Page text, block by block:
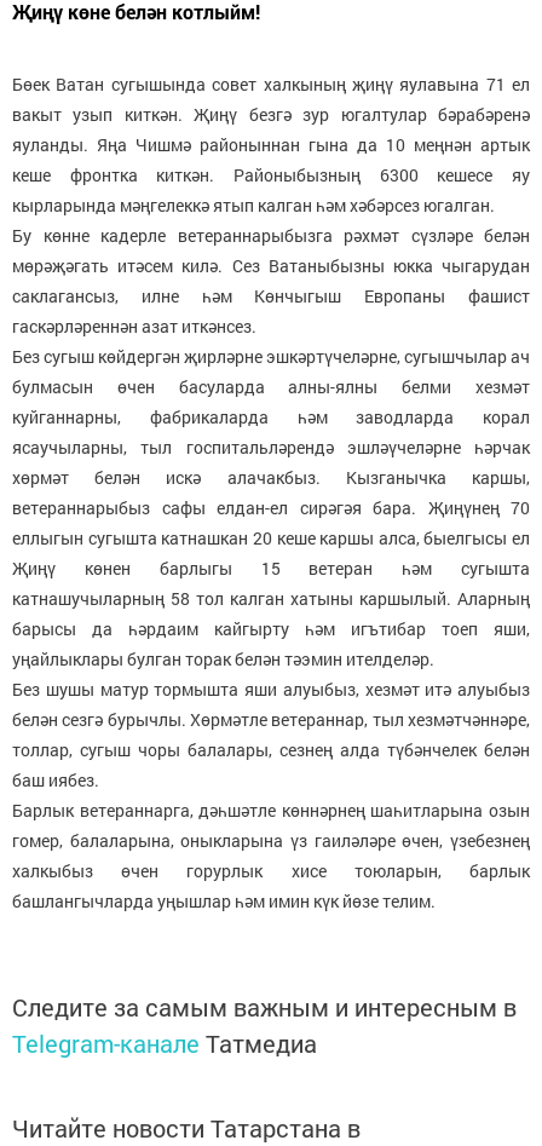
Җиңү көне белән котлыйм!
Бөек Ватан сугышында совет халкының җиңү яулавына 71 ел
вакыт узып киткән. Җиңү безгә зур югалтулар бәрабәренә
яуланды. Яңа Чишмә районыннан гына да 10 меңнән артык
кеше фронтка киткән. Районыбызның 6300 кешесе яу
кырларында мәңгелеккә ятып калган һәм хәбәрсез югалган.
Бу көнне кадерле ветераннарыбызга рәхмәт сүзләре белән
мөрәҗәгать итәсем килә. Сез Ватаныбызны юкка чыгарудан
саклагансыз, илне һәм Көнчыгыш Европаны фашист
гаскәрләреннән азат иткәнсез.
Без сугыш көйдергән җирләрне эшкәртүчеләрне, сугышчылар ач
булмасын өчен басуларда алны-ялны белми хезмәт
куйганнарны, фабрикаларда һәм заводларда корал
ясаучыларны, тыл госпитальләрендә эшләүчеләрне һәрчак
хөрмәт белән искә алачакбыз. Кызганычка каршы,
ветераннарыбыз сафы елдан-ел сирәгәя бара. Җиңүнең 70
еллыгын сугышта катнашкан 20 кеше каршы алса, быелгысы ел
Җиңү көнен барлыгы 15 ветеран һәм сугышта
катнашучыларның 58 тол калган хатыны каршылый. Аларның
барысы да һәрдаим кайгырту һәм игътибар тоеп яши,
уңайлыклары булган торак белән тәэмин ителделәр.
Без шушы матур тормышта яши алуыбыз, хезмәт итә алуыбыз
белән сезгә бурычлы. Хөрмәтле ветераннар, тыл хезмәтчәннәре,
толлар, сугыш чоры балалары, сезнең алда түбәнчелек белән
баш иябез.
Барлык ветераннарга, дәһшәтле көннәрнең шаһитларына озын
гомер, балаларына, оныкларына үз гаиләләре өчен, үзебезнең
халкыбыз өчен горурлык хисе тоюларын, барлык
башлангычларда уңышлар һәм имин күк йөзе телим.
Следите за самым важным и интересным в
Telegram-канале Татмедиа
Читайте новости Татарстана в